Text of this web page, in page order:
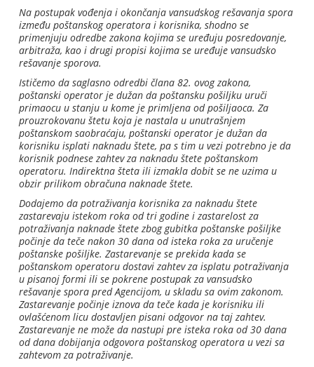
Na postupak vođenja i okončanja vansudskog rešavanja spora
između poštanskog operatora i korisnika, shodno se
primenjuju odredbe zakona kojima se uređuju posredovanje,
arbitraža, kao i drugi propisi kojima se uređuje vansudsko
rešavanje sporova.
Ističemo da saglasno odredbi člana 82. ovog zakona,
poštanski operator je dužan da poštansku pošiljku uruči
primaocu u stanju u kome je primljena od pošiljaoca. Za
prouzrokovanu štetu koja je nastala u unutrašnjem
poštanskom saobraćaju, poštanski operator je dužan da
korisniku isplati naknadu štete, pa s tim u vezi potrebno je da
korisnik podnese zahtev za naknadu štete poštanskom
operatoru. Indirektna šteta ili izmakla dobit se ne uzima u
obzir prilikom obračuna naknade štete.
Dodajemo da potraživanja korisnika za naknadu štete
zastarevaju istekom roka od tri godine i zastarelost za
potraživanja naknade štete zbog gubitka poštanske pošiljke
počinje da teče nakon 30 dana od isteka roka za uručenje
poštanske pošiljke. Zastarevanje se prekida kada se
poštanskom operatoru dostavi zahtev za isplatu potraživanja
u pisanoj formi ili se pokrene postupak za vansudsko
rešavanje spora pred Agencijom, u skladu sa ovim zakonom.
Zastarevanje počinje iznova da teče kada je korisniku ili
ovlašćenom licu dostavljen pisani odgovor na taj zahtev.
Zastarevanje ne može da nastupi pre isteka roka od 30 dana
od dana dobijanja odgovora poštanskog operatora u vezi sa
zahtevom za potraživanje.